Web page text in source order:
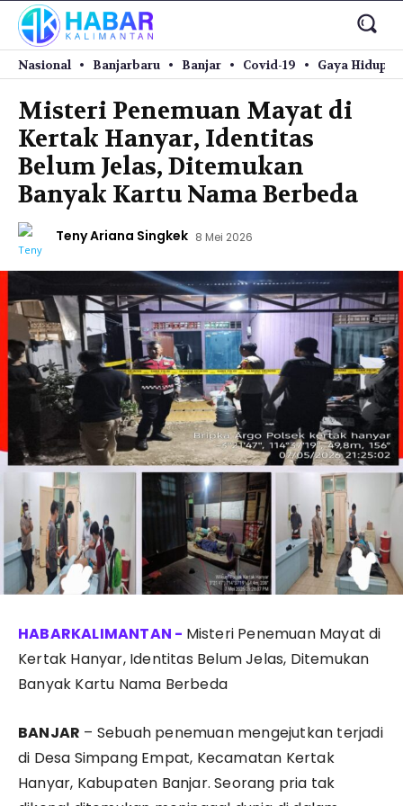
Nasional Banjarbaru Banjar Covid-19 Gaya Hidup
Misteri Penemuan Mayat di
Kertak Hanyar, Identitas
Belum Jelas, Ditemukan
Banyak Kartu Nama Berbeda
Teny Ariana Singkek 8 Mei 2026
Misteri Penemuan Mayat di
Kertak Hanyar, Identitas Belum Jelas, Ditemukan
Banyak Kartu Nama Berbeda
BANJAR – Sebuah penemuan mengejutkan terjadi
di Desa Simpang Empat, Kecamatan Kertak
Hanyar, Kabupaten Banjar. Seorang pria tak